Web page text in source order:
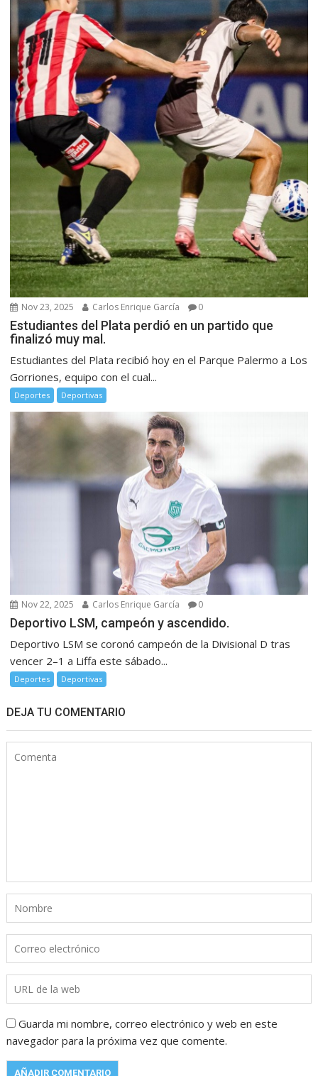
Nov 23, 2025 Carlos Enrique García 0
Estudiantes del Plata perdió en un partido que
finalizó muy mal.
Estudiantes del Plata recibió hoy en el Parque Palermo a Los
Gorriones, equipo con el cual...
Deportes Deportivas
Nov 22, 2025 Carlos Enrique García 0
Deportivo LSM, campeón y ascendido.
Deportivo LSM se coronó campeón de la Divisional D tras
vencer 2–1 a Liffa este sábado...
Deportes Deportivas
DEJA TU COMENTARIO
Guarda mi nombre, correo electrónico y web en este
navegador para la próxima vez que comente.